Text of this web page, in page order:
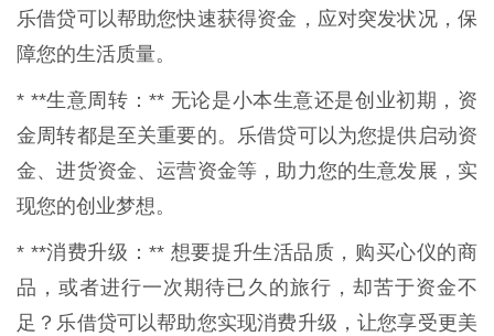
乐借贷可以帮助您快速获得资金，应对突发状况，保
障您的生活质量。
* **生意周转：** 无论是小本生意还是创业初期，资
金周转都是至关重要的。乐借贷可以为您提供启动资
金、进货资金、运营资金等，助力您的生意发展，实
现您的创业梦想。
* **消费升级：** 想要提升生活品质，购买心仪的商
品，或者进行一次期待已久的旅行，却苦于资金不
足？乐借贷可以帮助您实现消费升级，让您享受更美